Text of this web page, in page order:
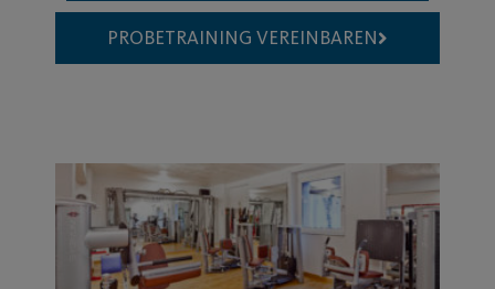
PROBETRAINING VEREINBAREN